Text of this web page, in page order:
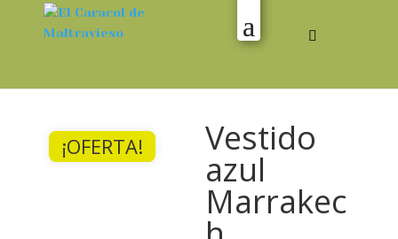
¡OFERTA! Vestido
azul
Marrakec